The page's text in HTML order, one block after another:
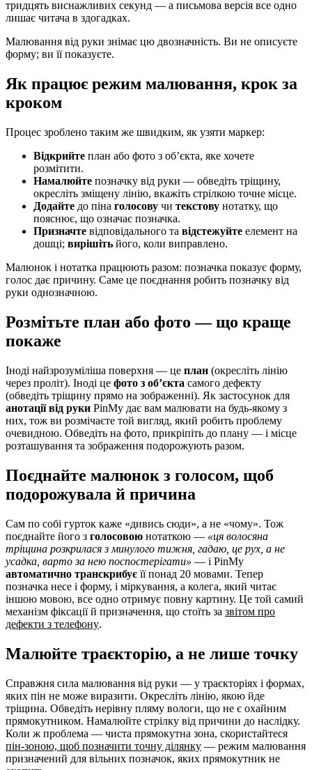
тридцять виснажливих секунд — а письмова версія все одно
лишає читача в здогадках.
Малювання від руки знімає цю двозначність. Ви не описуєте
форму; ви її показуєте.
Як працює режим малювання, крок за
кроком
Процес зроблено таким же швидким, як узяти маркер:
Відкрийте план або фото з об’єкта, яке хочете
розмітити.
Намалюйте позначку від руки — обведіть тріщину,
окресліть зміщену лінію, вкажіть стрілкою точне місце.
Додайте до піна голосову чи текстову нотатку, що
пояснює, що означає позначка.
Призначте відповідального та відстежуйте елемент на
дошці; вирішіть його, коли виправлено.
Малюнок і нотатка працюють разом: позначка показує форму,
голос дає причину. Саме це поєднання робить позначку від
руки однозначною.
Розмітьте план або фото — що краще
покаже
Іноді найзрозуміліша поверхня — це план (окресліть лінію
через проліт). Іноді це фото з об’єкта самого дефекту
(обведіть тріщину прямо на зображенні). Як застосунок для
анотації від руки PinMy дає вам малювати на будь-якому з
них, тож ви розмічаєте той вигляд, який робить проблему
очевидною. Обведіть на фото, прикріпіть до плану — і місце
розташування та зображення подорожують разом.
Поєднайте малюнок з голосом, щоб
подорожувала й причина
Сам по собі гурток каже «дивись сюди», а не «чому». Тож
поєднайте його з голосовою нотаткою — «ця волосяна
тріщина розкрилася з минулого тижня, гадаю, це рух, а не
усадка, варто за нею поспостерігати» — і PinMy
автоматично транскрибує її понад 20 мовами. Тепер
позначка несе і форму, і міркування, а колега, який читає
іншою мовою, все одно отримує повну картину. Це той самий
механізм фіксації й призначення, що стоїть за звітом про
дефекти з телефону.
Малюйте траєкторію, а не лише точку
Справжня сила малювання від руки — у траєкторіях і формах,
яких пін не може виразити. Окресліть лінію, якою йде
тріщина. Обведіть нерівну пляму вологи, що не є охайним
прямокутником. Намалюйте стрілку від причини до наслідку.
Коли ж проблема — чиста прямокутна зона, скористайтеся
пін-зоною, щоб позначити точну ділянку — режим малювання
призначений для вільних позначок, яких прямокутник не